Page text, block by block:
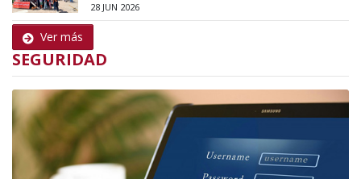
28 JUN 2026
Ver más
SEGURIDAD